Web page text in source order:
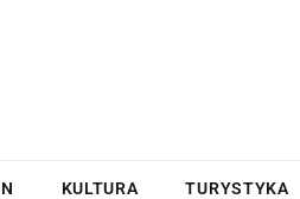
KULTURA TURYSTYKA